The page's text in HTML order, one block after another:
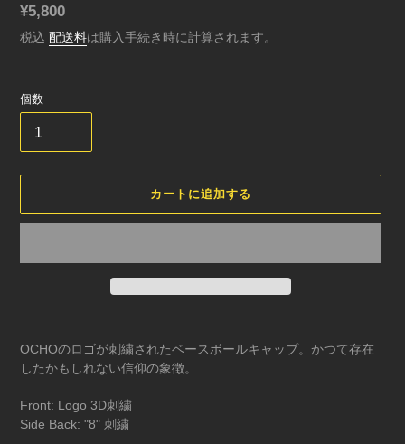
通
常
¥5,800
税込 配送料は購入手続き時に計算されます。
個数
カートに追加する
に
商
品
OCHOのロゴが刺繍されたベースボールキャップ。かつて存在
したかもしれない信仰の象徴。
Front: Logo 3D刺繍
Side Back: "8" 刺繍